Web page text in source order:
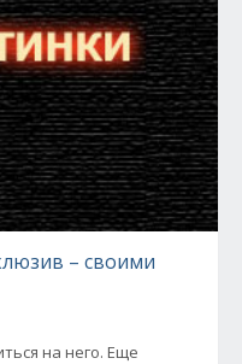
– своими
на него. Еще